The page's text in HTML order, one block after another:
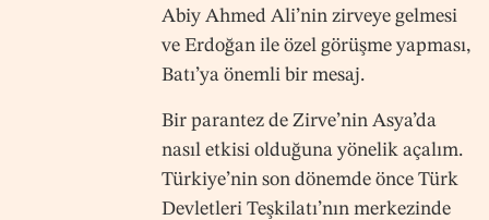
Abiy Ahmed Ali’nin zirveye gelmesi
ve Erdoğan ile özel görüşme yapması,
Batı’ya önemli bir mesaj.
Bir parantez de Zirve’nin Asya’da
nasıl etkisi olduğuna yönelik açalım.
Türkiye’nin son dönemde önce Türk
Devletleri Teşkilatı’nın merkezinde